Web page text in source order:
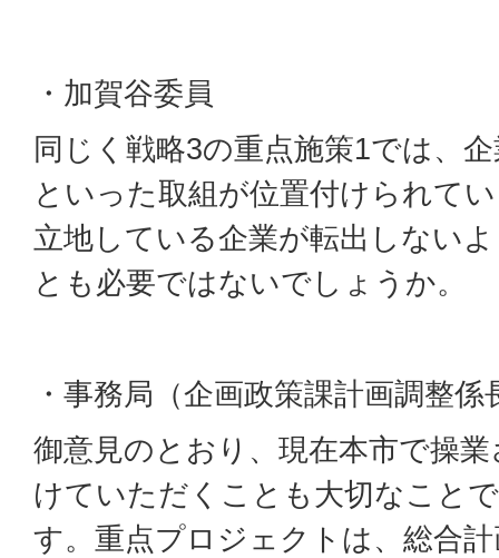
・加賀谷委員
同じく戦略3の重点施策1では、
といった取組が位置付けられて
立地している企業が転出しない
とも必要ではないでしょうか。
・事務局（企画政策課計画調整係
御意見のとおり、現在本市で操
けていただくことも大切なこと
す。重点プロジェクトは、総合